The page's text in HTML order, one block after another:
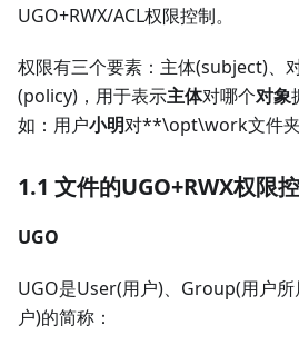
UGO+RWX/ACL权限控制。
权限有三个要素：主体(subject)、
(policy)，用于表示主体对哪个对象
如：用户小明对**\opt\work文件夹
1.1 文件的UGO+RWX权限
UGO
UGO是User(用户)、Group(用户
户)的简称：